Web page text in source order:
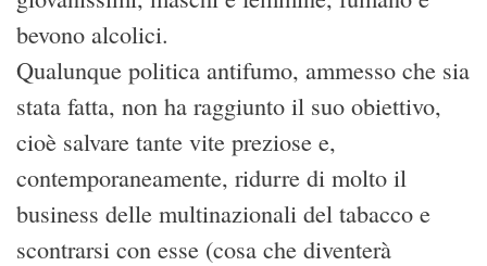
bevono alcolici.
Qualunque politica antifumo, ammesso che sia
stata fatta, non ha raggiunto il suo obiettivo,
cioè salvare tante vite preziose e,
contemporaneamente, ridurre di molto il
business delle multinazionali del tabacco e
scontrarsi con esse (cosa che diventerà